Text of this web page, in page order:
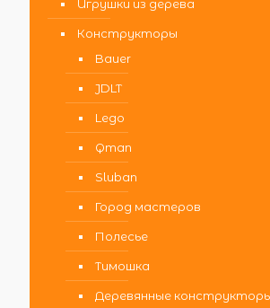
Игрушки из дерева
Конструкторы
Bauer
JDLT
Lego
Qman
Sluban
Город мастеров
Полесье
Тимошка
Деревянные